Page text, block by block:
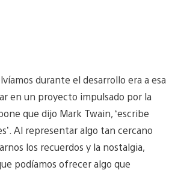
durante el desarrollo era a esa
en un proyecto impulsado por la
que dijo Mark Twain, ‘escribe
Al representar algo tan cercano
los recuerdos y la nostalgia,
podíamos ofrecer algo que